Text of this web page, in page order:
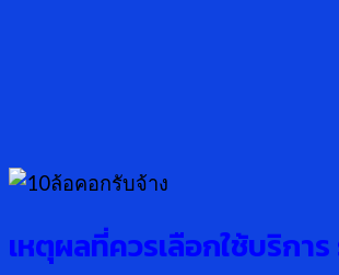
เหตุผลที่ควรเลือกใช้บริกา